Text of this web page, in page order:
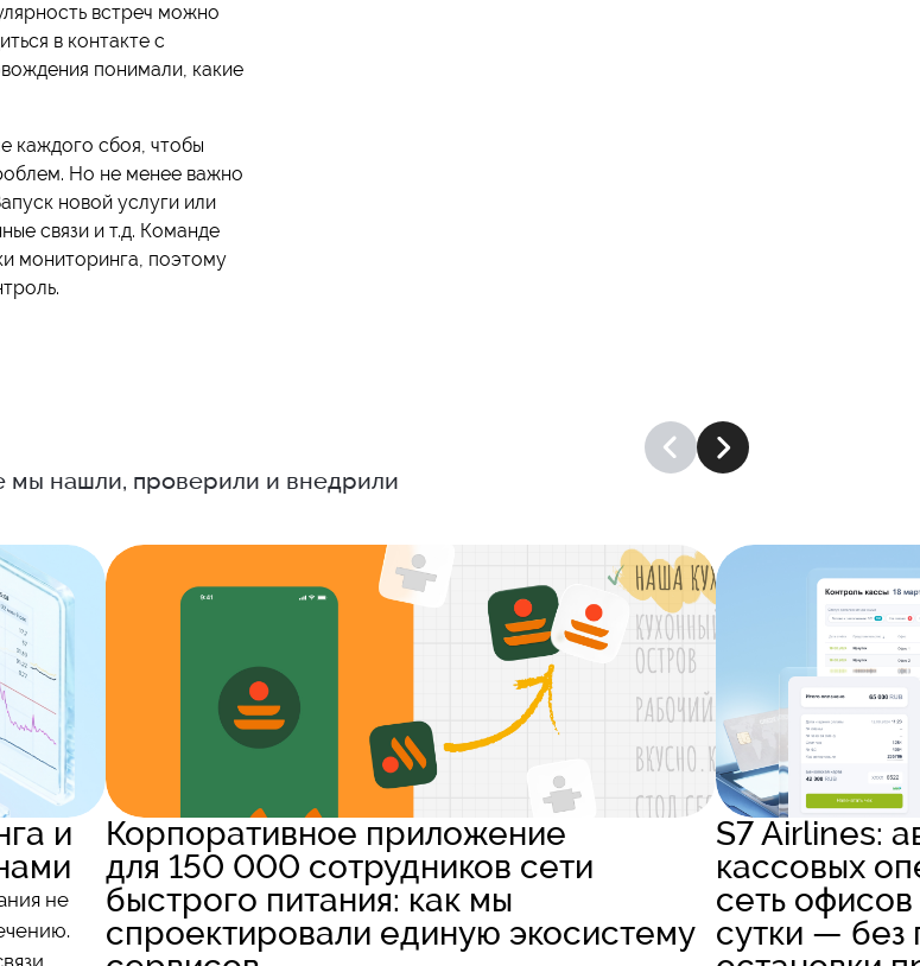
встреч можно
в контакте с
понимали, какие
каждого сбоя, чтобы
Но не менее важно
новой услуги или
связи и т.д. Команде
мониторинга, поэтому
мы нашли, проверили и внедрили
и
не
Корпоративное приложение
для 150 000 сотрудников сети
быстрого питания: как мы
спроектировали единую экосистему
S7 Airlines:
кассовых
сеть
сутки — без